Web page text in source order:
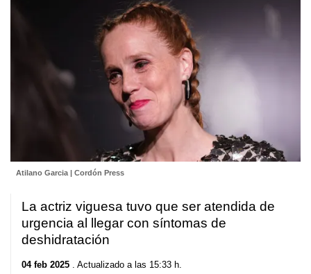
Atilano Garcia | Cordón Press
La actriz viguesa tuvo que ser atendida de
urgencia al llegar con síntomas de
deshidratación
04 feb 2025 . Actualizado a las 15:33 h.